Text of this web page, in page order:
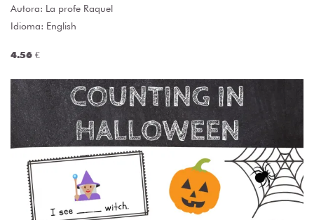
Autora: La profe Raquel
Idioma: English
4.56 €